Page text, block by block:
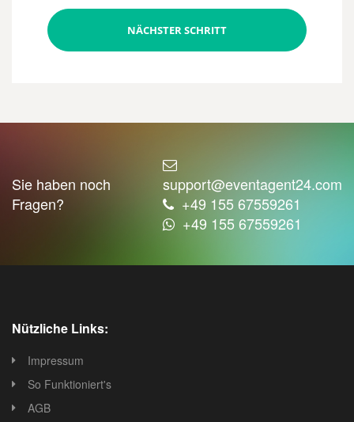
NÄCHSTER SCHRITT
Sie haben noch
Fragen?
support@eventagent24.com
+49 155 67559261
+49 155 67559261
Nützliche Links:
Impressum
So Funktioniert's
AGB